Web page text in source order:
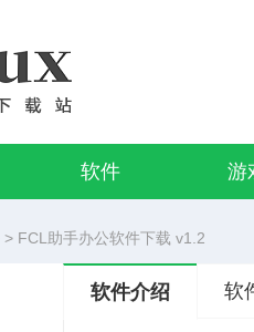
软件 游
> FCL助手办公软件下载 v1.2
软件介绍 软